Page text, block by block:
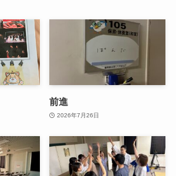
前進
2026年7月26日